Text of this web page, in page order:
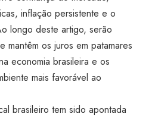
inflação persistente e o
longo deste artigo, serão
mantêm os juros em patamares
economia brasileira e os
mais favorável ao
brasileiro tem sido apontada